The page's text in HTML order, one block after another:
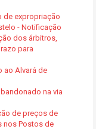
de expropriação
- Notificação
dos árbitros,
para
ao Alvará de
na via
de preços de
nos Postos de